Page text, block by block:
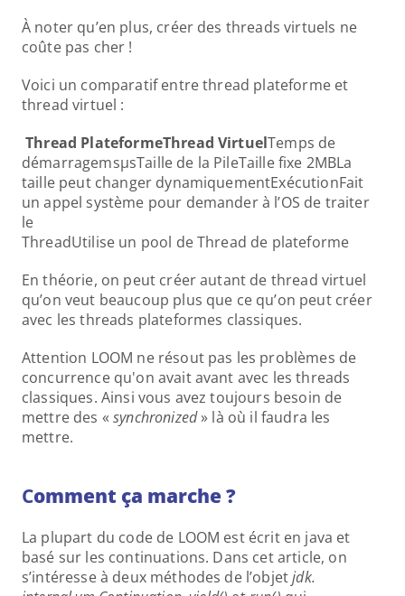
À noter qu’en plus, créer des threads virtuels ne
coûte pas cher !
Voici un comparatif entre thread plateforme et
thread virtuel :
Thread PlateformeThread VirtuelTemps de
démarragemsµsTaille de la PileTaille fixe 2MBLa
taille peut changer dynamiquementExécutionFait
un appel système pour demander à l’OS de traiter
le
ThreadUtilise un pool de Thread de plateforme
En théorie, on peut créer autant de thread virtuel
qu’on veut beaucoup plus que ce qu’on peut créer
avec les threads plateformes classiques.
Attention LOOM ne résout pas les problèmes de
concurrence qu'on avait avant avec les threads
classiques. Ainsi vous avez toujours besoin de
mettre des « synchronized » là où il faudra les
mettre.
Comment ça marche ?
La plupart du code de LOOM est écrit en java et
basé sur les continuations. Dans cet article, on
s’intéresse à deux méthodes de l’objet jdk.